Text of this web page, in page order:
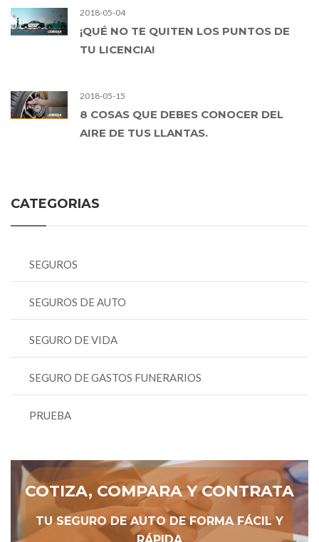
2018-05-04
¡QUÉ NO TE QUITEN LOS PUNTOS DE
TU LICENCIA!
2018-05-15
8 COSAS QUE DEBES CONOCER DEL
AIRE DE TUS LLANTAS.
CATEGORIAS
SEGUROS
SEGUROS DE AUTO
SEGURO DE VIDA
SEGURO DE GASTOS FUNERARIOS
PRUEBA
COTIZA, COMPARA Y CONTRATA
TU SEGURO DE AUTO DE FORMA FÁCIL Y
RÁPIDA